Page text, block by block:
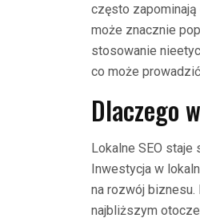
często
może znacznie
stosowanie
co może
Dlaczego
Lokalne SEO staje
Inwestycja w
na rozwój
najbliższym